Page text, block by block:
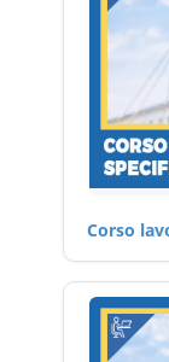
Corso